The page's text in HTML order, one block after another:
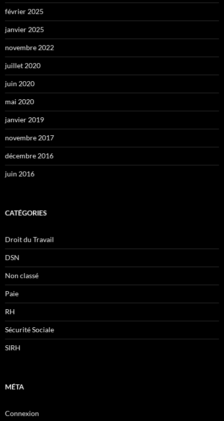
février 2025
janvier 2025
novembre 2022
juillet 2020
juin 2020
mai 2020
janvier 2019
novembre 2017
décembre 2016
juin 2016
CATÉGORIES
Droit du Travail
DSN
Non classé
Paie
RH
Sécurité Sociale
SIRH
MÉTA
Connexion